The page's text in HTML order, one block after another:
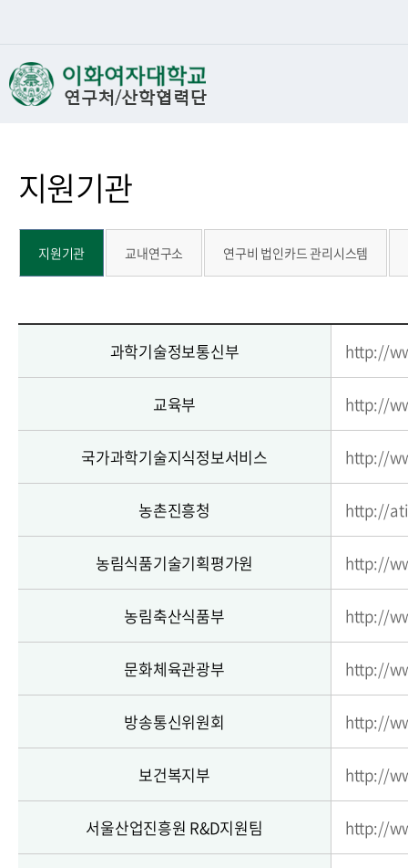
지원기관
지원기관 교내연구소 연구비 법인카드 관리시스템
과학기술정보통신부 http://
교육부 http://
국가과학기술지식정보서비스 http://
농촌진흥청 http://
농림식품기술기획평가원 http://
농림축산식품부 http://
문화체육관광부 http://
방송통신위원회 http://
보건복지부 http://
서울산업진흥원 R&D지원팀 http://